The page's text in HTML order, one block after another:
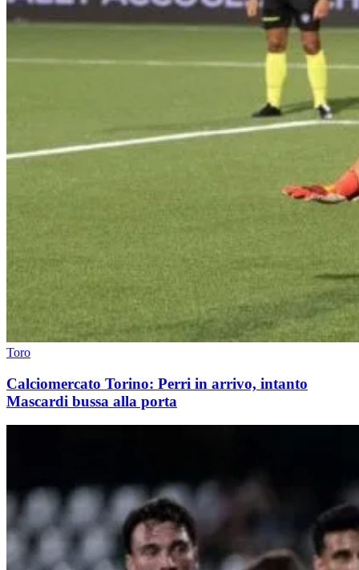
Toro
Calciomercato Torino: Perri in arrivo, intanto
Mascardi bussa alla porta